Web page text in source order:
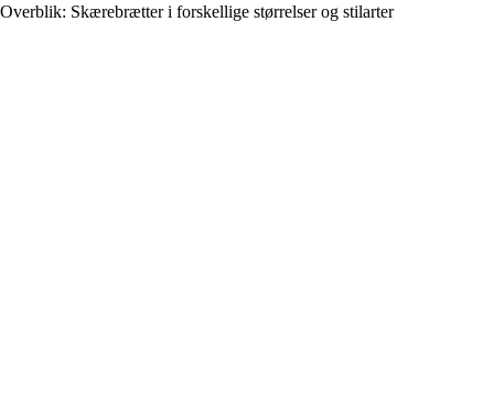
Overblik: Skærebrætter i forskellige størrelser og stilarter